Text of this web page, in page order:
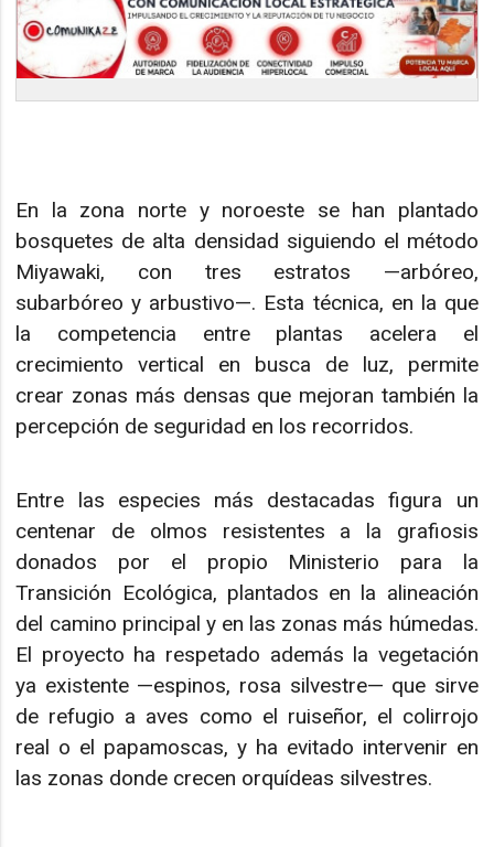
En la zona norte y noroeste se han plantado
bosquetes de alta densidad siguiendo el método
Miyawaki, con tres estratos —arbóreo,
subarbóreo y arbustivo—. Esta técnica, en la que
la competencia entre plantas acelera el
crecimiento vertical en busca de luz, permite
crear zonas más densas que mejoran también la
percepción de seguridad en los recorridos.
Entre las especies más destacadas figura un
centenar de olmos resistentes a la grafiosis
donados por el propio Ministerio para la
Transición Ecológica, plantados en la alineación
del camino principal y en las zonas más húmedas.
El proyecto ha respetado además la vegetación
ya existente —espinos, rosa silvestre— que sirve
de refugio a aves como el ruiseñor, el colirrojo
real o el papamoscas, y ha evitado intervenir en
las zonas donde crecen orquídeas silvestres.